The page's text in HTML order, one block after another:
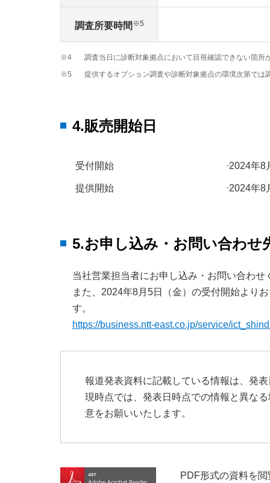
調査所要時間※5
※4
調査当日に診断対象拠点において目視確認できない箇
※5
提供するオプション調査や診断対象拠点の環境次第では
4.販売開始日
受付開始 2024年8
提供開始 2024年8
5.お申し込み・お問い合わせ
当社営業担当者にお申し込み・お問い合わせ
また、2024年8月5日（金）の受付開始より
す。
https://business.ntt-east.co.jp/service/
報道発表資料に記載している情報は、発
現時点では、発表日時点での情報と異な
意をお願いいたします。
PDF形式の資料を